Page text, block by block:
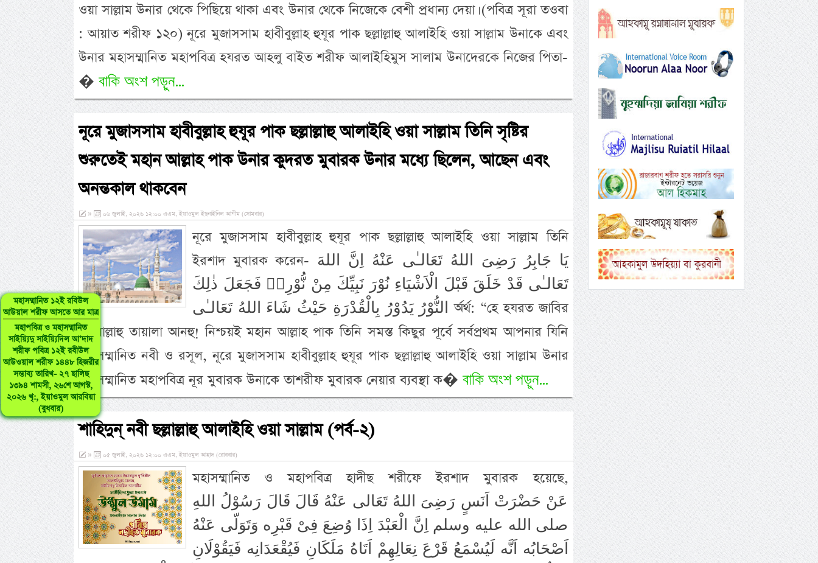
মহাসম্মানিত ১২ই রবিউল
আউয়াল শরীফ আসতে আর মাত্র
মহাপবিত্র ও মহাসম্মানিত
সাইয়্যিদু সাইয়্যিদিল আ’দাদ
শরীফ পবিত্র ১২ই রবীউল
আউওয়াল শরীফ ১৪৪৮ হিজরীর
সম্ভাব্য তারিখ- ২৭ ছালিছ
১৩৯৪ শামসী, ২৬শে আগস্ট,
২০২৬ খৃ:, ইয়াওমুল আরবিয়া
(বুধবার)
ওয়া সাল্লাম উনার থেকে পিছিয়ে থাকা এবং উনার থেকে নিজেকে বেশী প্রধান্য দেয়া। (পবিত্র সূরা তওবা
: আয়াত শরীফ ১২০) নূরে মুজাসসাম হাবীবুল্লাহ হুযূর পাক ছল্লাল্লাহু আলাইহি ওয়া সাল্লাম উনাকে এবং
উনার মহাসম্মানিত মহাপবিত্র হযরত আহলু বাইত শরীফ আলাইহিমুস সালাম উনাদেরকে নিজের পিতা-
� বাকি অংশ পড়ুন...
নূরে মুজাসসাম হাবীবুল্লাহ হুযূর পাক ছল্লাল্লাহু আলাইহি ওয়া সাল্লাম তিনি সৃষ্টির
শুরুতেই মহান আল্লাহ পাক উনার কুদরত মুবারক উনার মধ্যে ছিলেন, আছেন এবং
অনন্তকাল থাকবেন
» ০৬ জুলাই, ২০২৬ ১২:০০ এএম, ইয়াওমুল ইছনাইনিল আযীম (সোমবার)
নূরে মুজাসসাম হাবীবুল্লাহ হুযূর পাক ছল্লাল্লাহু আলাইহি ওয়া সাল্লাম তিনি
ইরশাদ মুবারক করেন- يَا جَابِرُ رَضِىَ اللهُ تَعَالـٰى عَنْهُ اِنَّ اللهَ
تَعَالـٰى قَدْ خَلَقَ قَبْلَ الْاَشْيَاءِ نُوْرَ نَبِيِّكَ مِنْ نُّوْرِهٖ فَجَعَلَ ذٰلِكَ
النُّوْرُ يَدُوْرُ بِالْقُدْرَةِ حَيْثُ شَاءَ اللهُ تَعَالـٰى অর্র্থ: “হে হযরত জাবির
রদ্বিয়াল্লাহু তায়ালা আনহু! নিশ্চয়ই মহান আল্লাহ পাক তিনি সমস্ত কিছুর পূর্বে সর্বপ্রথম আপনার যিনি
মহাসম্মানিত নবী ও রসূল, নূরে মুজাসসাম হাবীবুল্লাহ হুযূর পাক ছল্লাল্লাহু আলাইহি ওয়া সাল্লাম উনার
মহাসম্মানিত মহাপবিত্র নূর মুবারক উনাকে তাশরীফ মুবারক নেয়ার ব্যবস্থা ক� বাকি অংশ পড়ুন...
শাহিদুন্ নবী ছল্লাল্লাহু আলাইহি ওয়া সাল্লাম (পর্ব-২)
» ০৫ জুলাই, ২০২৬ ১২:০০ এএম, ইয়াওমুল আহাদ (রোববার)
মহাসম্মানিত ও মহাপবিত্র হাদীছ শরীফে ইরশাদ মুবারক হয়েছে,
عَنْ حَضْرَتْ اَنَسٍ رَضِىَ اللهُ تَعَالى عَنْهُ قَالَ قَالَ رَسُوْلُ اللهِ
صلى الله عليه وسلم اِنَّ الْعَبْدَ اِذَا وُضِعَ فِىْ قَبْرِه وَتَوَلّى عَنْهُ
اَصْحَابُه اَنَّه لَيُسْمَعُ قَرْعَ نِعَالِهِمْ اَتَاهُ مَلَكَانِ فَيُقْعَدَانِه فَيَقُوْلَانِ